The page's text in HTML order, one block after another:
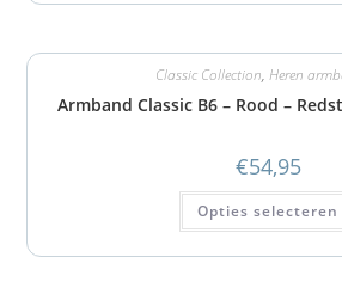
Classic Collection, Heren
Armband Classic B6 – Rood –
€54,95
Opties selecteren